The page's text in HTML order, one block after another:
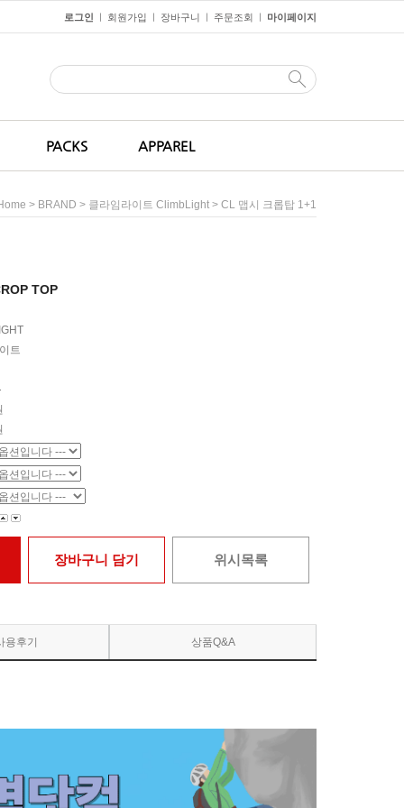
로그인 ㅣ 회원가입 ㅣ 장바구니 ㅣ 주문조회 ㅣ 마이페이지
PACKS APPAREL
> BRAND > 클라임라이트 ClimbLight > CL 맵시 크롭탑 1+1
TOP
트
장바구니 담기 위시목록
용후기 상품Q&A